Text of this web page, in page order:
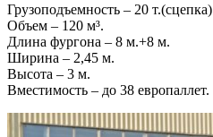
Грузоподъемность – 20 т.(сцепка)
Объем – 120 м³.
Длина фургона – 8 м.+8 м.
Ширина – 2,45 м.
Высота – 3 м.
Вместимость – до 38 европаллет.